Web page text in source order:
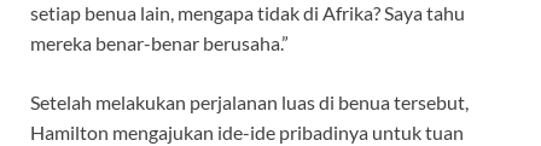
setiap benua lain, mengapa tidak di Afrika? Saya tahu
mereka benar-benar berusaha.”
Setelah melakukan perjalanan luas di benua tersebut,
Hamilton mengajukan ide-ide pribadinya untuk tuan